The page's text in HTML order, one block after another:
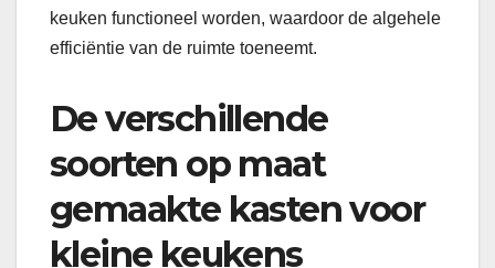
keuken functioneel worden, waardoor de algehele
efficiëntie van de ruimte toeneemt.
De verschillende
soorten op maat
gemaakte kasten voor
kleine keukens